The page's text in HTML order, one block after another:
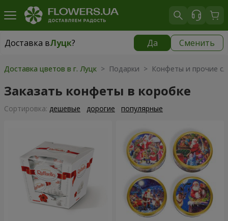
Доставка вЛуцк? Да Сменить
Доставка вЛуцк
Доставка цветов в г. Луцк > Подарки > Конфеты и прочие
Заказать конфеты в коробке
Cортировка: дешевые дорогие популярные